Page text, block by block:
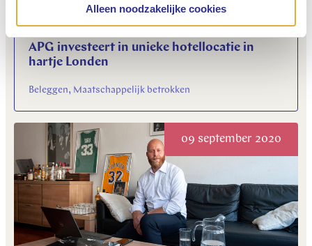
Alleen noodzakelijke cookies
APG investeert in unieke hotellocatie in
hartje Londen
Beleggen, Maatschappelijk betrokken
09 september 2020